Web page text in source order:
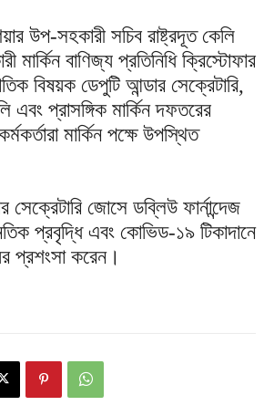
উপ-সহকারী সচিব রাষ্ট্রদূত কেলি
মার্কিন বাণিজ্য প্রতিনিধি ক্রিস্টোফার
বিষয়ক ডেপুটি আন্ডার সেক্রেটারি,
এবং প্রাসঙ্গিক মার্কিন দফতরের
মার্কিন পক্ষে উপস্থিত
সেক্রেটারি জোসে ডব্লিউ ফার্নান্দেজ
প্রবৃদ্ধি এবং কোভিড-১৯ টিকাদানে
প্রশংসা করেন।